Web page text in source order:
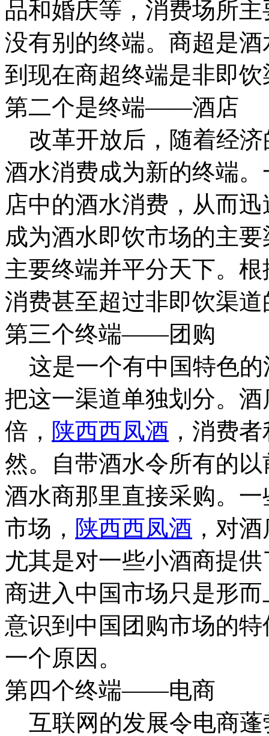
品和婚庆等，消费场所
没有别的终端。商超是
到现在商超终端是非即
第二个是终端——酒店
改革开放后，随着经济
酒水消费成为新的终端
店中的酒水消费，从而
成为酒水即饮市场的主
主要终端并平分天下。
消费甚至超过非即饮渠
第三个终端——团购
这是一个有中国特色的
把这一渠道单独划分。
倍， 陕西西凤酒 ，消费
然。自带酒水令所有的
酒水商那里直接采购。
市场， 陕西西凤酒 ，对
尤其是对一些小酒商提
商进入中国市场只是形
意识到中国团购市场的
一个原因。
第四个终端——电商
互联网的发展令电商蓬